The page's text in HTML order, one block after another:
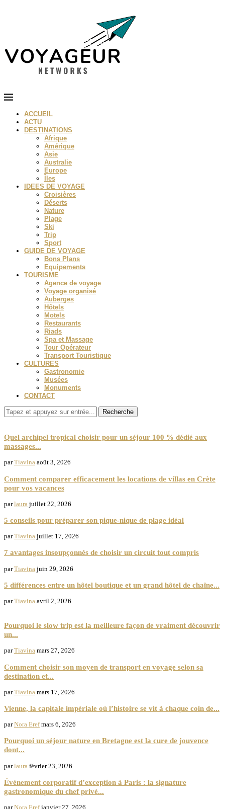
ACCUEIL
ACTU
DESTINATIONS
Afrique
Amérique
Asie
Australie
Europe
Îles
IDEES DE VOYAGE
Croisières
Déserts
Nature
Plage
Ski
Trip
Sport
GUIDE DE VOYAGE
Bons Plans
Equipements
TOURISME
Agence de voyage
Voyage organisé
Auberges
Hôtels
Motels
Restaurants
Riads
Spa et Massage
Tour Opérateur
Transport Touristique
CULTURES
Gastronomie
Musées
Monuments
CONTACT
Recherche
Quel archipel tropical choisir pour un séjour 100 % dédié aux
massages...
parTiavina août 3, 2026
Comment comparer efficacement les locations de villas en Crète
pour vos vacances
parlaura juillet 22, 2026
5 conseils pour préparer son pique-nique de plage idéal
parTiavina juillet 17, 2026
7 avantages insoupçonnés de choisir un circuit tout compris
parTiavina juin 29, 2026
5 différences entre un hôtel boutique et un grand hôtel de chaîne...
parTiavina avril 2, 2026
Pourquoi le slow trip est la meilleure façon de vraiment découvrir
un...
parTiavina mars 27, 2026
Comment choisir son moyen de transport en voyage selon sa
destination et...
parTiavina mars 17, 2026
Vienne, la capitale impériale où l’histoire se vit à chaque coin de...
parNora Eref mars 6, 2026
Pourquoi un séjour nature en Bretagne est la cure de jouvence
dont...
parlaura février 23, 2026
Événement corporatif d’exception à Paris : la signature
gastronomique du chef privé...
parNora Eref janvier 27, 2026